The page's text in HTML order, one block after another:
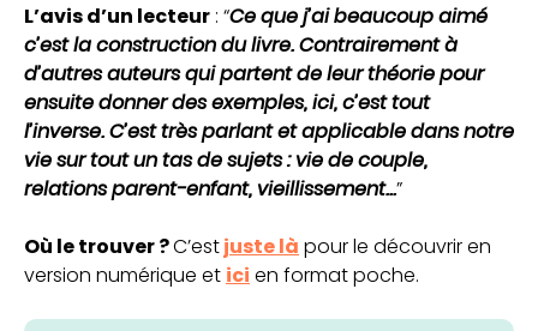
L’avis d’un lecteur : “Ce que j’ai beaucoup aimé
c’est la construction du livre. Contrairement à
d’autres auteurs qui partent de leur théorie pour
ensuite donner des exemples, ici, c’est tout
l’inverse. C’est très parlant etapplicable dans notre
viesur tout un tas de sujets : vie de couple,
relations parent-enfant, vieillissement...”
Où le trouver ?C’estjuste là pour le découvrir en
version numérique et ici en format poche.